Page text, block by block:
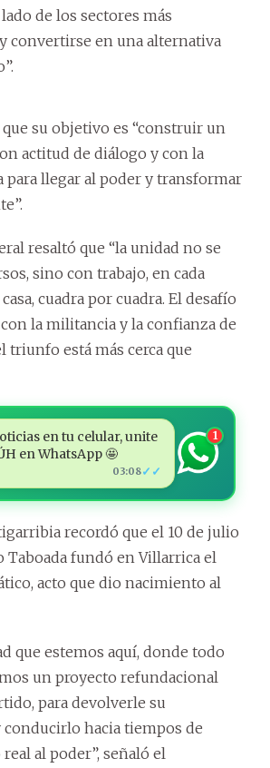
de los sectores más
convertirse en una alternativa
su objetivo es “construir un
actitud de diálogo y con la
para llegar al poder y transformar
resaltó que “la unidad no se
sino con trabajo, en cada
cuadra por cuadra. El desafío
la militancia y la confianza de
triunfo está más cerca que
en tu celular, unite
en WhatsApp 🤩
03:08✓✓
1
recordó que el 10 de julio
Taboada fundó en Villarrica el
acto que dio nacimiento al
que estemos aquí, donde todo
un proyecto refundacional
para devolverle su
hacia tiempos de
al poder”, señaló el